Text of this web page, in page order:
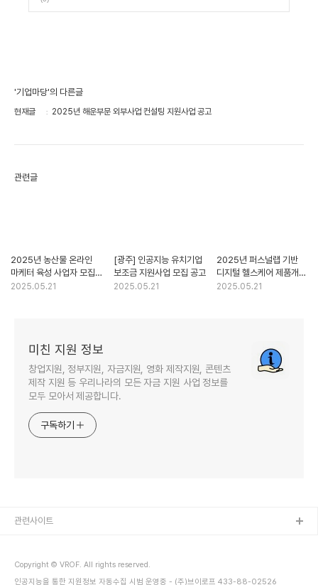
'기업마당'의 다른글
현재글 2025년 해운부문 외부사업 컨설팅 지원사업 공고
관련글
2025년 농산물 온라인
마케터 육성 사업자 모집
공고
2025.05.21
[광주] 인공지능 유치기업
보조금 지원사업 모집 공고
2025.05.21
2025년 퍼스널랩 기반
디지털 헬스케어 제품개발
지원 수혜기업 성능검증
2025.05.21
미친 지원 정보
창업지원, 정부지원, 자금지원, 영화 제작지원, 콘텐츠
제작 지원 등 우리나라의 모든 자금 지원 사업 정보를
모두 모아서 제공합니다.
구독하기
Copyright © VROF. All rights reserved.
인공지능을 통한 지원정보 자동수집 시범 운영중 - (주)브이로프 433-88-02526
관련사이트